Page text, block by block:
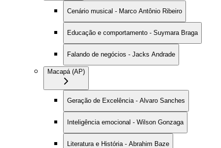
Cenário musical - Marco Antônio Ribeiro
Educação e comportamento - Suymara Braga
Falando de negócios - Jacks Andrade
Macapá (AP)
Geração de Excelência - Alvaro Sanches
Inteligência emocional - Wilson Gonzaga
Literatura e História - Abrahim Baze